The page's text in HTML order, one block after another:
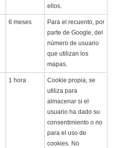
ellos.
6 meses
Para el recuento, por
parte de Google, del
número de usuario
que utilizan los
mapas.
1 hora
Cookie propia, se
utiliza para
almacenar si el
usuario ha dado su
consentimiento o no
para el uso de
cookies. No